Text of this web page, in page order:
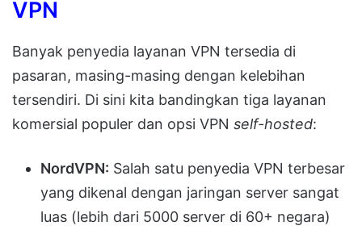
VPN
Banyak penyedia layanan VPN tersedia di
pasaran, masing-masing dengan kelebihan
tersendiri. Di sini kita bandingkan tiga layanan
komersial populer dan opsi VPN self-hosted:
NordVPN: Salah satu penyedia VPN terbesar
yang dikenal dengan jaringan server sangat
luas (lebih dari 5000 server di 60+ negara)